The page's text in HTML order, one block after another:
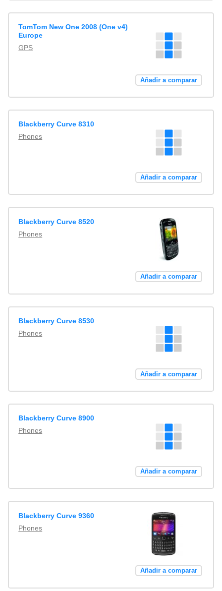
TomTom New One 2008 (One v4)
Europe
GPS
Añadir a comparar
Blackberry Curve 8310
Phones
Añadir a comparar
Blackberry Curve 8520
Phones
Añadir a comparar
Blackberry Curve 8530
Phones
Añadir a comparar
Blackberry Curve 8900
Phones
Añadir a comparar
Blackberry Curve 9360
Phones
Añadir a comparar